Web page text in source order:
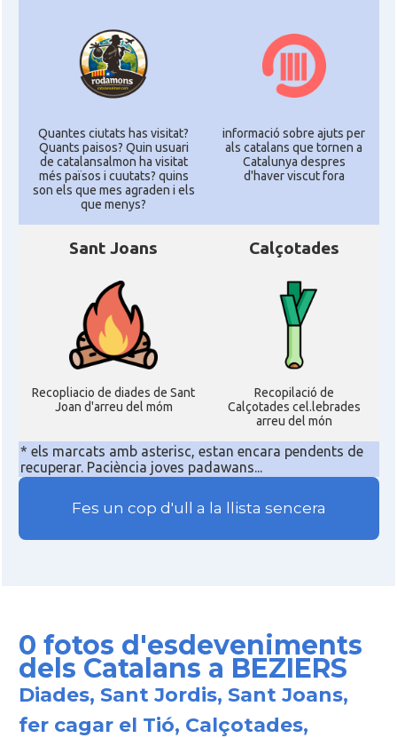
Quantes ciutats has visitat?
Quants paisos? Quin usuari
de catalansalmon ha visitat
més països i cuutats? quins
son els que mes agraden i els
que menys?
informació sobre ajuts per
als catalans que tornen a
Catalunya despres
d'haver viscut fora
Sant Joans
Recopliacio de diades de Sant
Joan d'arreu del móm
Calçotades
Recopilació de
Calçotades cel.lebrades
arreu del món
* els marcats amb asterisc, estan encara pendents de
recuperar. Paciència joves padawans...
Fes un cop d'ull a la llista sencera
0 fotos d'esdeveniments
dels Catalans a BEZIERS
Diades, Sant Jordis, Sant Joans,
fer cagar el Tió, Calçotades,